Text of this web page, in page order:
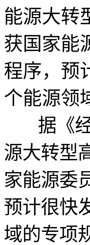
能源大转
获国家能
程序，预
个能源领
据《经
源大转型
家能源委
预计很快
域的专项